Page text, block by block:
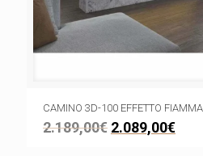
CAMINO 3D-100 EFFETTO
2.189,00€ 2.089,00€